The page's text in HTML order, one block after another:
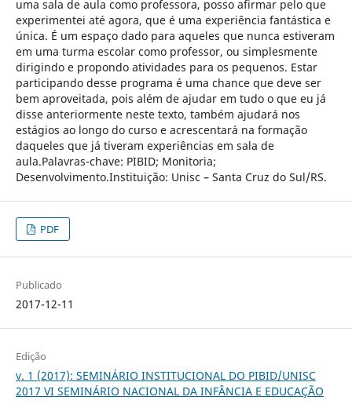
uma sala de aula como professora, posso afirmar pelo que
experimentei até agora, que é uma experiência fantástica e
única. É um espaço dado para aqueles que nunca estiveram
em uma turma escolar como professor, ou simplesmente
dirigindo e propondo atividades para os pequenos. Estar
participando desse programa é uma chance que deve ser
bem aproveitada, pois além de ajudar em tudo o que eu já
disse anteriormente neste texto, também ajudará nos
estágios ao longo do curso e acrescentará na formação
daqueles que já tiveram experiências em sala de
aula.Palavras-chave: PIBID; Monitoria;
Desenvolvimento.Instituição: Unisc – Santa Cruz do Sul/RS.
PDF
Publicado
2017-12-11
Edição
v. 1 (2017): SEMINÁRIO INSTITUCIONAL DO PIBID/UNISC
2017 VI SEMINÁRIO NACIONAL DA INFÂNCIA E EDUCAÇÃO